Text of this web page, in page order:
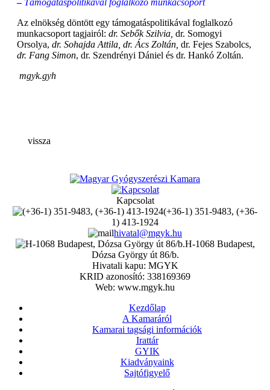
– Támogatáspolitikával foglalkozó munkacsoport
Az elnökség döntött egy támogatáspolitikával foglalkozó
munkacsoport tagjairól: dr. Sebők Szilvia, dr. Somogyi
Orsolya, dr. Sohajda Attila, dr. Ács Zoltán, dr. Fejes Szabolcs,
dr. Fang Simon, dr. Szendrényi Dániel és dr. Hankó Zoltán.
mgyk.gyh
vissza
Kapcsolat
(+36-1) 351-9483, (+36-
1) 413-1924
hivatal@mgyk.hu
H-1068 Budapest,
Dózsa György út 86/b.
Hivatali kapu: MGYK
KRID azonosító: 338169369
Web: www.mgyk.hu
Kezdőlap
A Kamaráról
Kamarai tagsági információk
Irattár
GYIK
Kiadványaink
Sajtófigyelő